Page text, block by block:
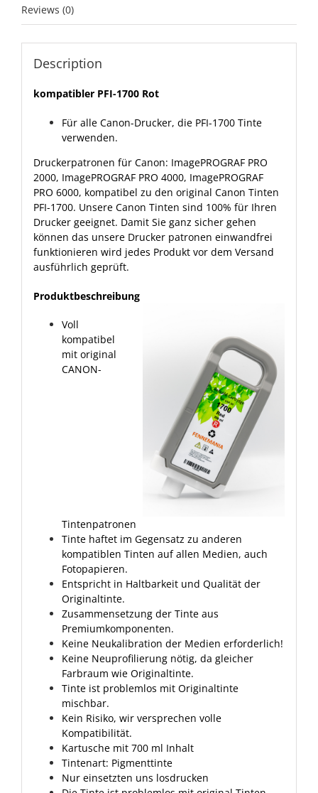
Reviews (0)
Description
kompatibler PFI-1700 Rot
Für alle Canon-Drucker, die PFI-1700 Tinte
verwenden.
Druckerpatronen für Canon: ImagePROGRAF PRO
2000, ImagePROGRAF PRO 4000, ImagePROGRAF
PRO 6000, kompatibel zu den original Canon Tinten
PFI-1700. Unsere Canon Tinten sind 100% für Ihren
Drucker geeignet. Damit Sie ganz sicher gehen
können das unsere Drucker patronen einwandfrei
funktionieren wird jedes Produkt vor dem Versand
ausführlich geprüft.
Produktbeschreibung
Voll
kompatibel
mit original
CANON-
Tintenpatronen
Tinte haftet im Gegensatz zu anderen
kompatiblen Tinten auf allen Medien, auch
Fotopapieren.
Entspricht in Haltbarkeit und Qualität der
Originaltinte.
Zusammensetzung der Tinte aus
Premiumkomponenten.
Keine Neukalibration der Medien erforderlich!
Keine Neuprofilierung nötig, da gleicher
Farbraum wie Originaltinte.
Tinte ist problemlos mit Originaltinte
mischbar.
Kein Risiko, wir versprechen volle
Kompatibilität.
Kartusche mit 700 ml Inhalt
Tintenart: Pigmenttinte
Nur einsetzten uns losdrucken